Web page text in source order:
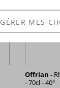
Offrian -
- 70cl - 40°
GÉRER MES